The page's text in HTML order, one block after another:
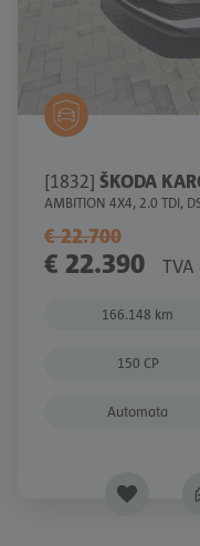
[1832] ŠKODA
AMBITION 4X4, 2.0 TDI,
€ 22.700
€ 22.390
166.148 km
150 CP
Automata